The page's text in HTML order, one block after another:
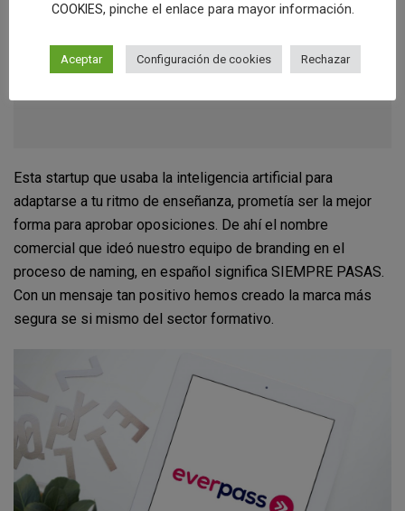
Esta startup que usaba la inteligencia artificial para
adaptarse a tu ritmo de enseñanza, prometía ser la mejor
forma para aprobar oposiciones. De ahí el nombre
comercial que ideó nuestro equipo de branding en el
proceso de naming, en español significa SIEMPRE PASAS.
Con un mensaje tan positivo hemos creado la marca más
segura se si mismo del sector formativo.
COOKIES, pinche el enlace para mayor información.
Aceptar Configuración de cookies Rechazar